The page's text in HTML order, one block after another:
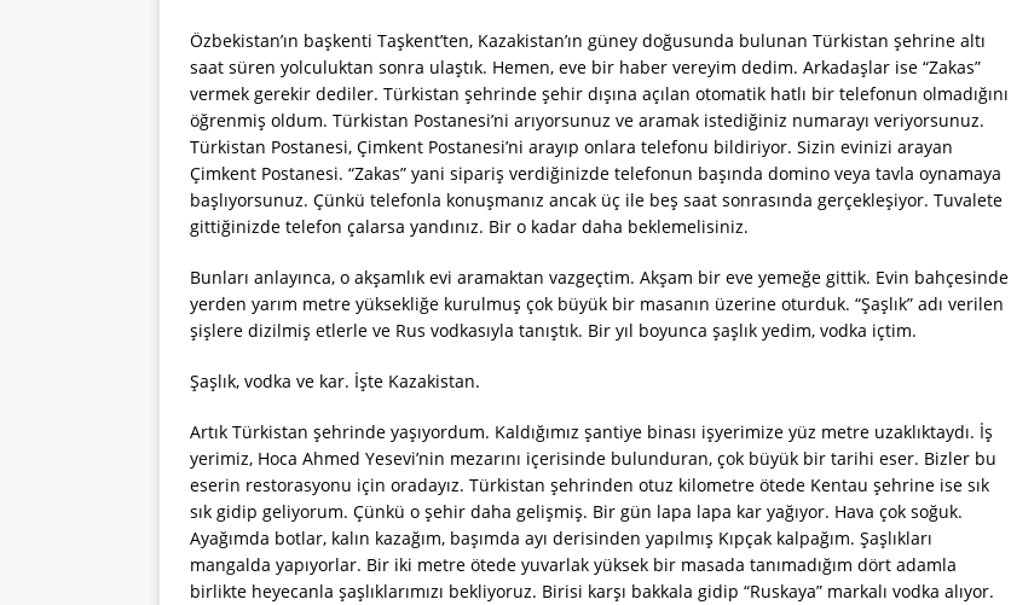
Özbekistan’ın başkenti Taşkent’ten, Kazakistan’ın güney doğusunda bulunan Türkistan şehrine altı
saat süren yolculuktan sonra ulaştık. Hemen, eve bir haber vereyim dedim. Arkadaşlar ise “Zakas”
vermek gerekir dediler. Türkistan şehrinde şehir dışına açılan otomatik hatlı bir telefonun olmadığını
öğrenmiş oldum. Türkistan Postanesi’ni arıyorsunuz ve aramak istediğiniz numarayı veriyorsunuz.
Türkistan Postanesi, Çimkent Postanesi’ni arayıp onlara telefonu bildiriyor. Sizin evinizi arayan
Çimkent Postanesi. “Zakas” yani sipariş verdiğinizde telefonun başında domino veya tavla oynamaya
başlıyorsunuz. Çünkü telefonla konuşmanız ancak üç ile beş saat sonrasında gerçekleşiyor. Tuvalete
gittiğinizde telefon çalarsa yandınız. Bir o kadar daha beklemelisiniz.
Bunları anlayınca, o akşamlık evi aramaktan vazgeçtim. Akşam bir eve yemeğe gittik. Evin bahçesinde
yerden yarım metre yüksekliğe kurulmuş çok büyük bir masanın üzerine oturduk. “Şaşlık” adı verilen
şişlere dizilmiş etlerle ve Rus vodkasıyla tanıştık. Bir yıl boyunca şaşlık yedim, vodka içtim.
Şaşlık, vodka ve kar. İşte Kazakistan.
Artık Türkistan şehrinde yaşıyordum. Kaldığımız şantiye binası işyerimize yüz metre uzaklıktaydı. İş
yerimiz, Hoca Ahmed Yesevi’nin mezarını içerisinde bulunduran, çok büyük bir tarihi eser. Bizler bu
eserin restorasyonu için oradayız. Türkistan şehrinden otuz kilometre ötede Kentau şehrine ise sık
sık gidip geliyorum. Çünkü o şehir daha gelişmiş. Bir gün lapa lapa kar yağıyor. Hava çok soğuk.
Ayağımda botlar, kalın kazağım, başımda ayı derisinden yapılmış Kıpçak kalpağım. Şaşlıkları
mangalda yapıyorlar. Bir iki metre ötede yuvarlak yüksek bir masada tanımadığım dört adamla
birlikte heyecanla şaşlıklarımızı bekliyoruz. Birisi karşı bakkala gidip “Ruskaya” markalı vodka alıyor.